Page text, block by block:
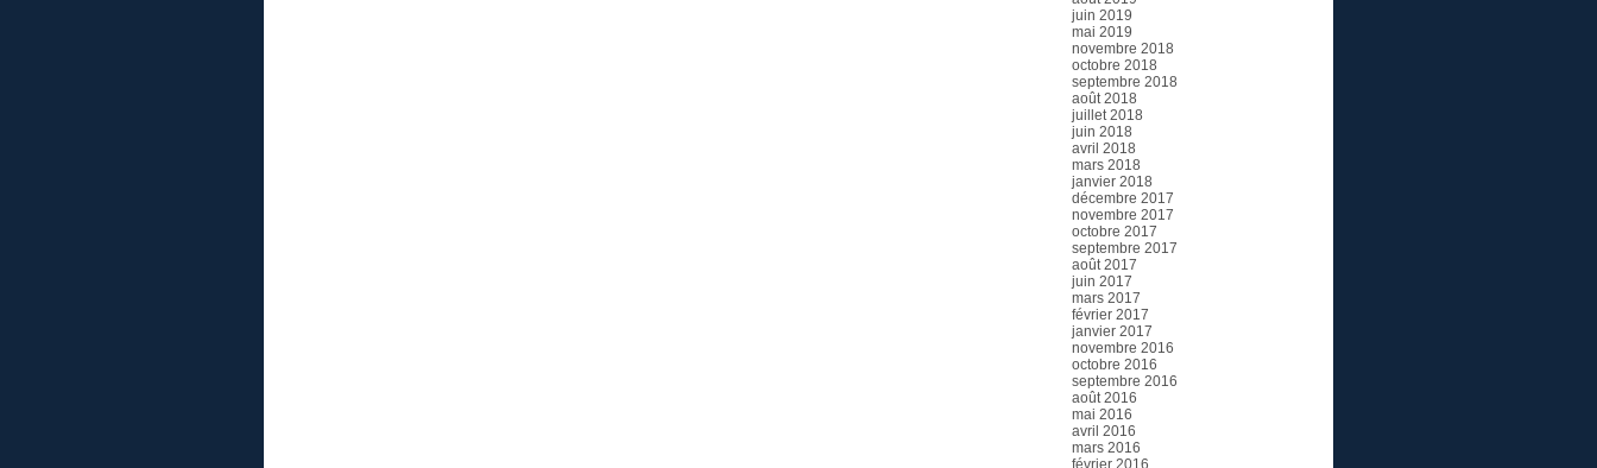
juin 2019
mai 2019
novembre 2018
octobre 2018
septembre 2018
août 2018
juillet 2018
juin 2018
avril 2018
mars 2018
janvier 2018
décembre 2017
novembre 2017
octobre 2017
septembre 2017
août 2017
juin 2017
mars 2017
février 2017
janvier 2017
novembre 2016
octobre 2016
septembre 2016
août 2016
mai 2016
avril 2016
mars 2016
février 2016